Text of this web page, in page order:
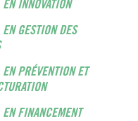
INNOVATION
GESTION DES
PRÉVENTION ET
EN FINANCEMENT